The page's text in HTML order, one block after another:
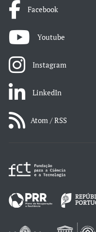
Facebook
Youtube
Instagram
LinkedIn
Atom / RSS